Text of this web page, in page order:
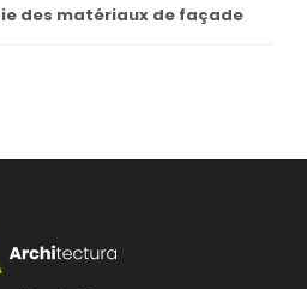
des matériaux de façade